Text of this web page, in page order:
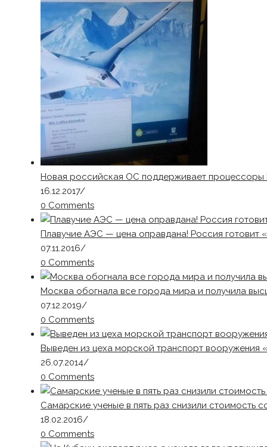
Новая российская ОС поддерживает процессоры
16.12.2017/
0 Comments
Плавучие АЭС — цена оправдана! Россия готовит
07.11.2016/
0 Comments
Москва обогнала все города мира и получила
07.12.2019/
0 Comments
Выведен из цеха морской транспорт вооружения
26.07.2014/
0 Comments
Самарские ученые в пять раз снизили стоимость
18.02.2016/
0 Comments